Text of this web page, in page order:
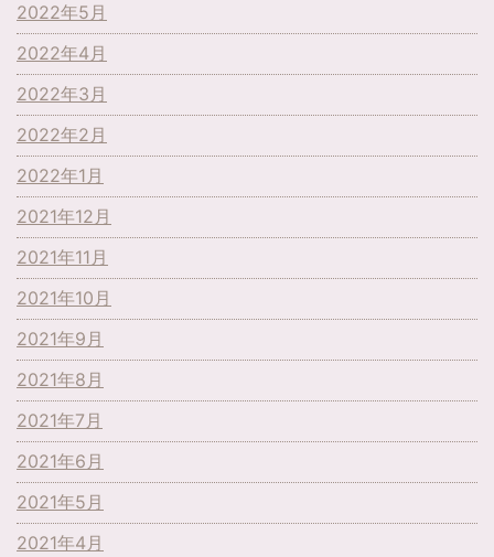
2022年5月
2022年4月
2022年3月
2022年2月
2022年1月
2021年12月
2021年11月
2021年10月
2021年9月
2021年8月
2021年7月
2021年6月
2021年5月
2021年4月